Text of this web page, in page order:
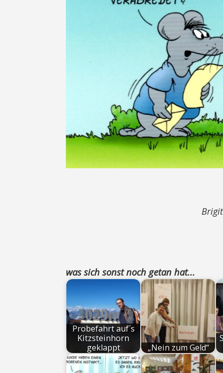
was sich sonst noch getan hat...
Probefahrt auf´s
Kitzsteinhorn
geklappt
„Nein zum Geld“